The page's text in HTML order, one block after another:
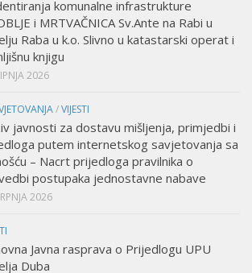
komunalne infrastrukture
i MRTVAČNICA Sv.Ante na Rabi u
Raba u k.o. Slivno u katastarski operat i
knjigu
2026
/VIJESTI
javnosti za dostavu mišljenja, primjedbi i
putem internetskog savjetovanja sa
– Nacrt prijedloga pravilnika o
postupaka jednostavne nabave
2026
Javna rasprava o Prijedlogu UPU
Duba